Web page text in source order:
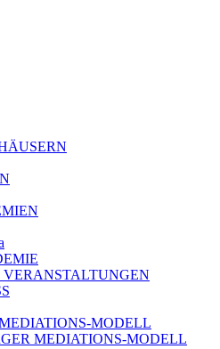
MODELL
MEDIATIONS-MODELL